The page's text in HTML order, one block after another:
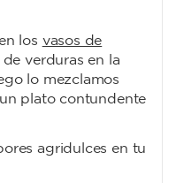
los vasos de
verduras en la
lo mezclamos
plato contundente
agridulces en tu